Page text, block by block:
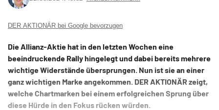
DER AKTIONÄR bei Google bevorzugen
Die Allianz-Aktie hat in den letzten Wochen eine
beeindruckende Rally hingelegt und dabei bereits mehrere
wichtige Widerstände übersprungen. Nun ist sie an einer
ganz wichtigen Marke angekommen. DER AKTIONÄR zeigt,
welche Chartmarken bei einem erfolgreichen Sprung über
diese Hürde in den Fokus rücken würden.